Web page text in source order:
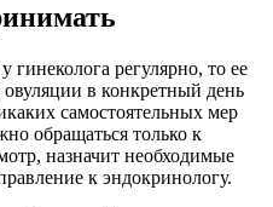
регулярно, то ее
в конкретный день
самостоятельных мер
обращаться только к
назначит необходимые
к эндокринологу.